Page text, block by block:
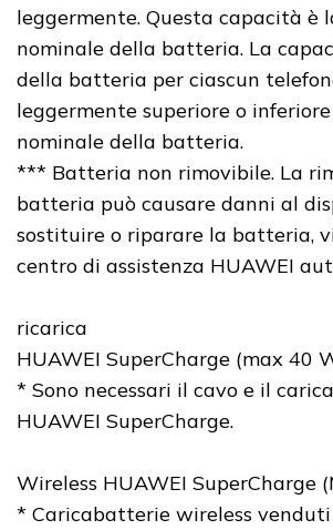
leggermente. Questa capacità è
nominale della batteria. La
della batteria per ciascun
leggermente superiore o
nominale della batteria.
*** Batteria non rimovibile. La
batteria può causare danni al
sostituire o riparare la batteria,
centro di assistenza HUAWEI
ricarica
HUAWEI SuperCharge (max 40
* Sono necessari il cavo e il
HUAWEI SuperCharge.
Wireless HUAWEI SuperCharge
* Caricabatterie wireless venduti